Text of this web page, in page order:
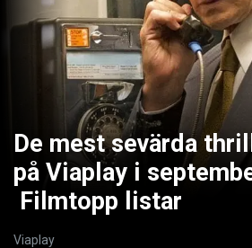
De mest sevärda
på Viaplay i
Filmtopp listar
Viaplay